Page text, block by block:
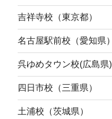
吉祥寺校（東京都）
名古屋駅前校（愛知県）
呉ゆめタウン校(広島県)
四日市校（三重県）
土浦校（茨城県）